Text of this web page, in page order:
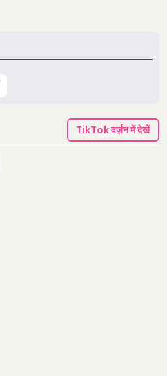
TikTok वर्ज़न में देखें